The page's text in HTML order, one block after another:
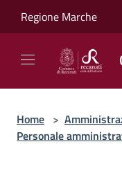
Regione Marche
Home >
Personale